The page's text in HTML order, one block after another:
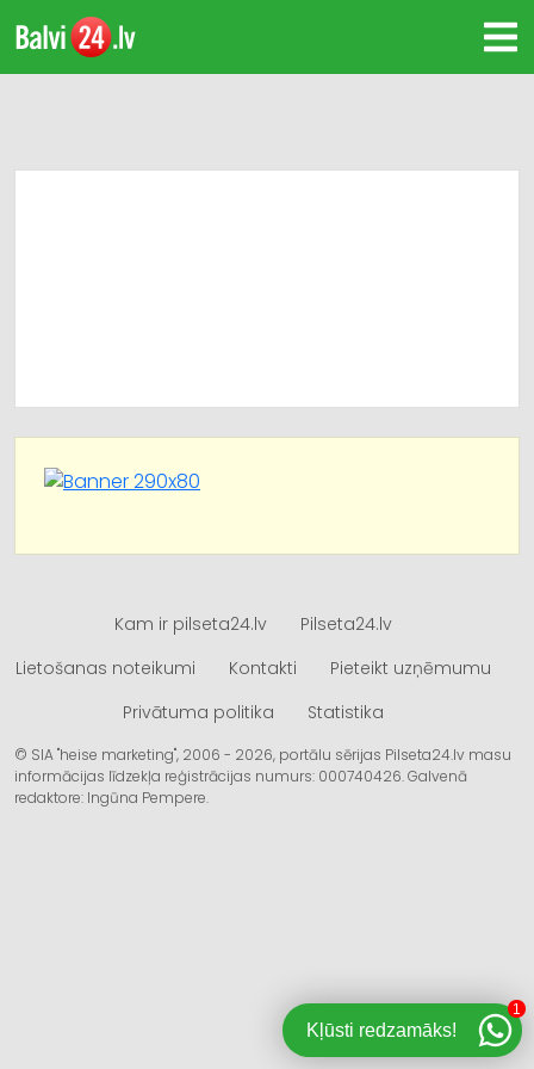
Kam ir pilseta24.lv
Pilseta24.lv
Lietošanas noteikumi
Kontakti
Pieteikt uzņēmumu
Privātuma politika
Statistika
© SIA "heise marketing", 2006 - 2026, portālu sērijas Pilseta24.lv masu
informācijas līdzekļa reģistrācijas numurs: 000740426. Galvenā
redaktore: Ingūna Pempere.
Kļūsti redzamāks!
1